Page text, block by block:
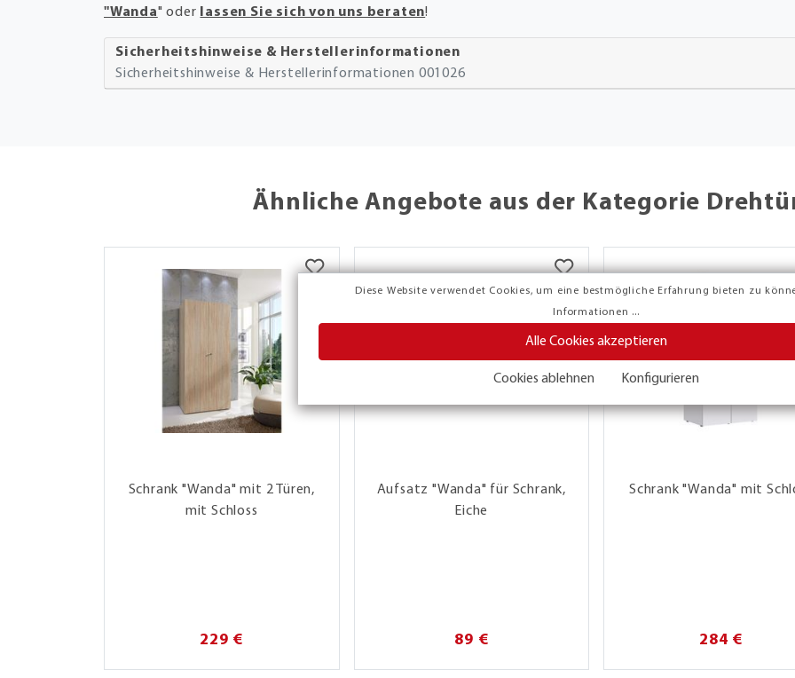
Diese Website verwendet Cookies, um eine bestmögliche Erfahrung bieten zu
Informationen ...
Alle Cookies akzeptieren
Cookies ablehnen Konfigurieren
"Wanda" oder lassen Sie sich von uns beraten!
Sicherheitshinweise & Herstellerinformationen
Sicherheitshinweise & Herstellerinformationen 001026
Ähnliche Angebote aus der Kategorie
Schrank "Wanda" mit 2 Türen,
mit Schloss
229 €
Aufsatz "Wanda" für Schrank,
Eiche
89 €
Schrank "Wanda" mit
284 €